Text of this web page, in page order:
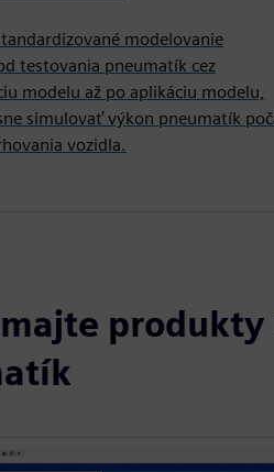
modelovanie
testovania pneumatík cez
modelu až po aplikáciu modelu,
simulovať výkon pneumatík
vozidla.